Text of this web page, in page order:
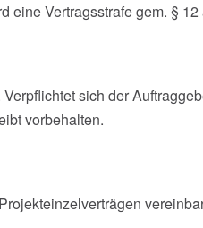
eine Vertragsstrafe gem. §
sich der
vorbehalten.